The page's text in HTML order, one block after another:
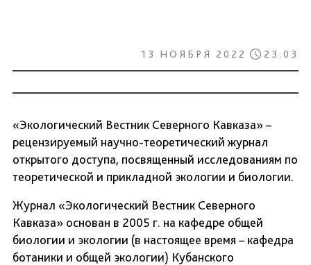
13 НОЯБРЯ 2022 23:03
«Экологический Вестник Северного Кавказа» –
рецензируемый научно-теоретический журнал
открытого доступа, посвященный исследованиям по
теоретической и прикладной экологии и биологии.
Журнал «Экологический Вестник Северного
Кавказа» основан в 2005 г. на кафедре общей
биологии и экологии (в настоящее время – кафедра
ботаники и общей экологии) Кубанского